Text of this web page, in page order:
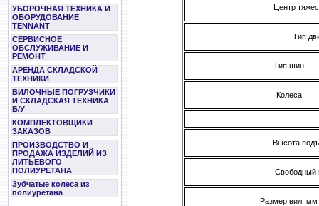
УБОРОЧНАЯ ТЕХНИКА И
ОБОРУДОВАНИЕ
TENNANT
СЕРВИСНОЕ
ОБСЛУЖИВАНИЕ И
РЕМОНТ
АРЕНДА СКЛАДСКОЙ
ТЕХНИКИ
ВИЛОЧНЫЕ ПОГРУЗЧИКИ
И СКЛАДСКАЯ ТЕХНИКА
Б/У
КОМПЛЕКТОВЩИКИ
ЗАКАЗОВ
ПРОИЗВОДСТВО И
ПРОДАЖА ИЗДЕЛИЙ ИЗ
ЛИТЬЕВОГО
ПОЛИУРЕТАНА
Зубчатые колеса из
полиуретана
Центр
Тип
Тип шин
Колеса
Высота
Размер вил, мм